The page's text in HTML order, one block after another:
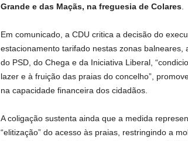
Grande e das Maçãs, na freguesia de Colares.
Em comunicado, a CDU critica a decisão do
estacionamento tarifado nestas zonas
do PSD, do Chega e da Iniciativa Liberal,
lazer e à fruição das praias do concelho”,
na capacidade financeira dos cidadãos.
A coligação sustenta ainda que a medida
“elitização” do acesso às praias, restringindo a